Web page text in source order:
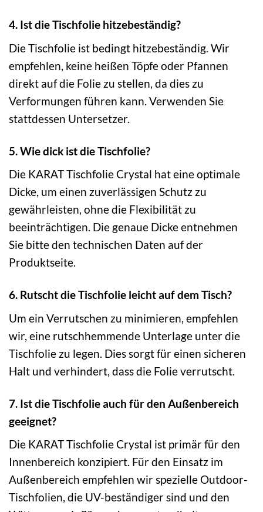
4. Ist die Tischfolie hitzebeständig?
Die Tischfolie ist bedingt hitzebeständig. Wir
empfehlen, keine heißen Töpfe oder Pfannen
direkt auf die Folie zu stellen, da dies zu
Verformungen führen kann. Verwenden Sie
stattdessen Untersetzer.
5. Wie dick ist die Tischfolie?
Die KARAT Tischfolie Crystal hat eine optimale
Dicke, um einen zuverlässigen Schutz zu
gewährleisten, ohne die Flexibilität zu
beeinträchtigen. Die genaue Dicke entnehmen
Sie bitte den technischen Daten auf der
Produktseite.
6. Rutscht die Tischfolie leicht auf dem Tisch?
Um ein Verrutschen zu minimieren, empfehlen
wir, eine rutschhemmende Unterlage unter die
Tischfolie zu legen. Dies sorgt für einen sicheren
Halt und verhindert, dass die Folie verrutscht.
7. Ist die Tischfolie auch für den Außenbereich
geeignet?
Die KARAT Tischfolie Crystal ist primär für den
Innenbereich konzipiert. Für den Einsatz im
Außenbereich empfehlen wir spezielle Outdoor-
Tischfolien, die UV-beständiger sind und den